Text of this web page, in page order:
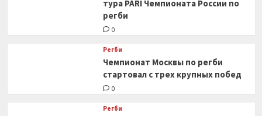
тура PARI Чемпионата России по
регби
0
Регби
Чемпионат Москвы по регби
стартовал с трех крупных побед
0
Регби